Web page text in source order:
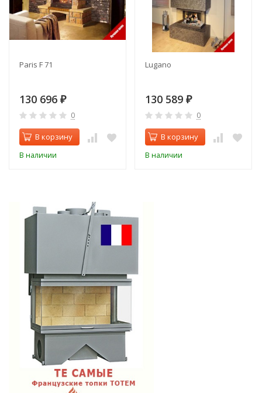
Paris F 71
130 696 ₽
0
В корзину
В наличии
Lugano
130 589 ₽
0
В корзину
В наличии